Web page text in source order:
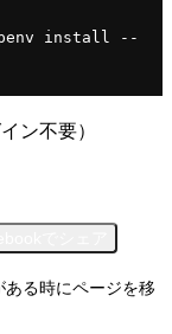
install --
ン不要）
ある時にページを移